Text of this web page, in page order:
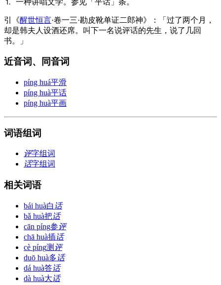
引 《醒世恒言·卷一三·勘皮靴单证二郎神》：「过了两个月，
却是韩夫人设酒还席。叫下一名说评话的先生，说了几回
书。」
近音词、同音词
píng huá平滑
píng huà平话
píng huà平画
词语组词
评字组词
话字组词
相关词语
bái huà白话
bǎ huà把话
cān píng参评
chā huà插话
cè píng测 评
duō huà多话
dá huà答话
dà huà大话